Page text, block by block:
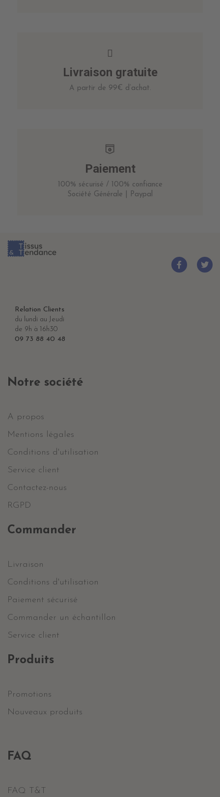
Livraison gratuite
A partir de 99€ d’achat.
Paiement
100% sécurisé / 100% confiance
Société Générale | Paypal
Relation Clients
du lundi au Jeudi
de 9h à 16h30
09 73 88 40 48
Notre société
A propos
Mentions légales
Conditions d'utilisation
Service client
Contactez-nous
RGPD
Commander
Livraison
Conditions d'utilisation
Paiement sécurisé
Commander un échantillon
Service client
Produits
Promotions
Nouveaux produits
FAQ
FAQ T&T